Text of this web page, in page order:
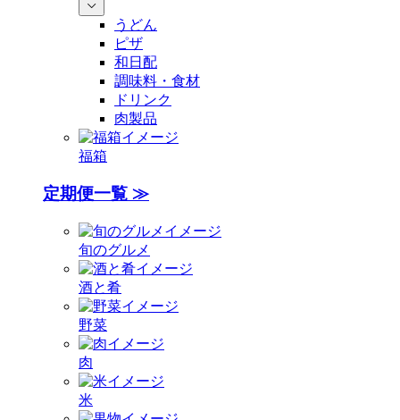
うどん
ピザ
和日配
調味料・食材
ドリンク
肉製品
福箱
定期便一覧 ≫
旬のグルメ
酒と肴
野菜
肉
米